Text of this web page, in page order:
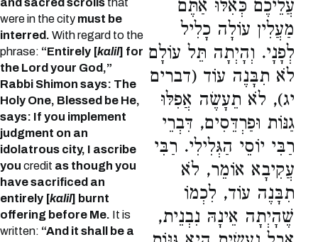
and sacred scrolls that
were in the city must be
interred. With regard to the
phrase: “Entirely [kalil] for
the Lord your God,”
Rabbi Shimon says: The
Holy One, Blessed be He,
says: If you implement
judgment on an
idolatrous city, I ascribe
you credit as though you
have sacrificed an
entirely [kalil] burnt
offering before Me. It is
written: “And it shall be a
עֲלֵיכֶם כְּאִלּוּ אַתֶּם
מַעֲלִין עוֹלָה כָלִיל
לְפָנָי. וְהָיְתָה תֵּל עוֹלָם
לֹא תִבָּנֶה עוֹד (דברים
יג), לֹא תֵעָשֶׂה אֲפִלּוּ
גַנּוֹת וּפַרְדֵּסִים, דִּבְרֵי
רַבִּי יוֹסֵי הַגְּלִילִי. רַבִּי
עֲקִיבָא אוֹמֵר, לֹא
תִבָּנֶה עוֹד, לִכְמוֹ
שֶׁהָיְתָה אֵינָהּ נִבְנֵית,